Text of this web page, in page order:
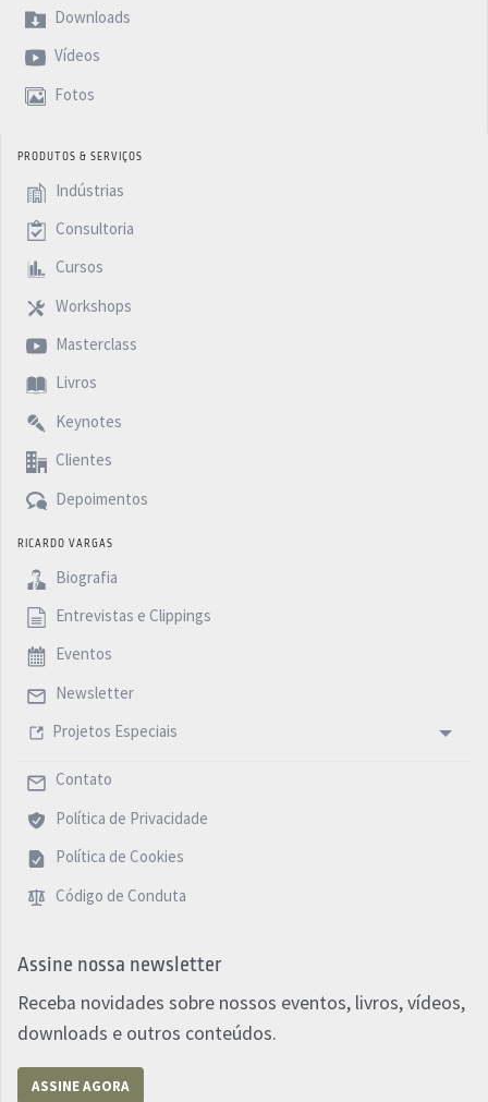
Downloads
Vídeos
Fotos
PRODUTOS & SERVIÇOS
Indústrias
Consultoria
Cursos
Workshops
Masterclass
Livros
Keynotes
Clientes
Depoimentos
RICARDO VARGAS
Biografia
Entrevistas e Clippings
Eventos
Newsletter
Projetos Especiais
Contato
Política de Privacidade
Política de Cookies
Código de Conduta
Assine nossa newsletter
Receba novidades sobre nossos eventos, livros, vídeos,
downloads e outros conteúdos.
ASSINE AGORA